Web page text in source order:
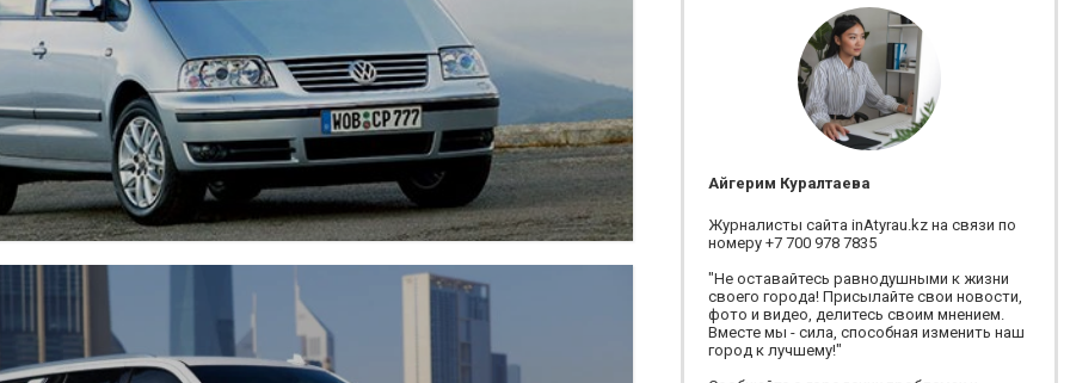
Айгерим Куралтаева
Журналисты сайта inAtyrau.kz на связи по
номеру +7 700 978 7835
"Не оставайтесь равнодушными к жизни
своего города! Присылайте свои новости,
фото и видео, делитесь своим мнением.
Вместе мы - сила, способная изменить наш
город к лучшему!"